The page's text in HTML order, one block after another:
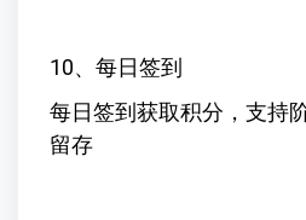
10、每日签到
每日签到获取积分，支持
留存